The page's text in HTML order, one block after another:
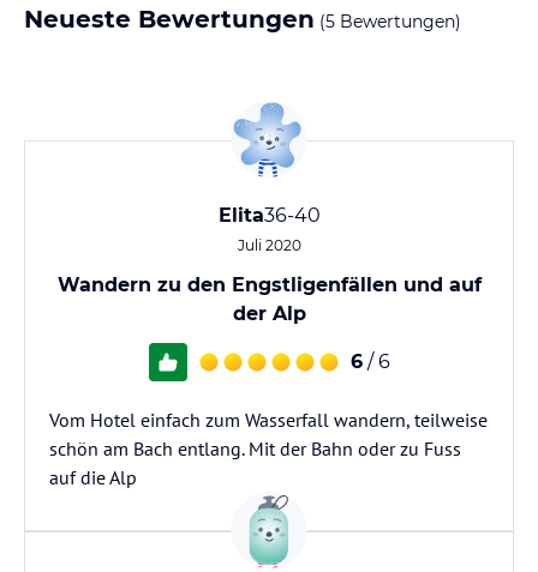
Neueste Bewertungen (5 Bewertungen)
Elita36-40
Juli 2020
Wandern zu den Engstligenfällen und auf
der Alp
6 / 6
Vom Hotel einfach zum Wasserfall wandern, teilweise
schön am Bach entlang. Mit der Bahn oder zu Fuss
auf die Alp